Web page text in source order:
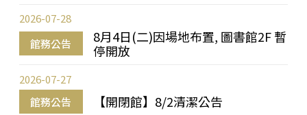
館務公告
8月4日(二)因場地布置, 圖書館2F 暫
停開放
2026-07-28
館務公告 【開閉館】8/2清潔公告
2026-07-27